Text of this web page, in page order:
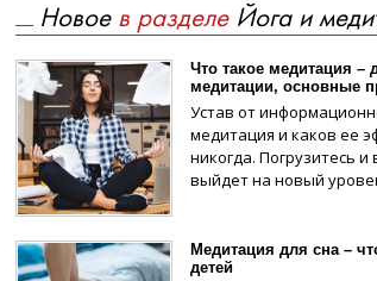
Новое в разделе Йога и
Что такое медитация –
медитации, основные
Устав от
медитация и каков ее
никогда. Погрузитесь
выйдет на новый
Медитация для сна –
детей